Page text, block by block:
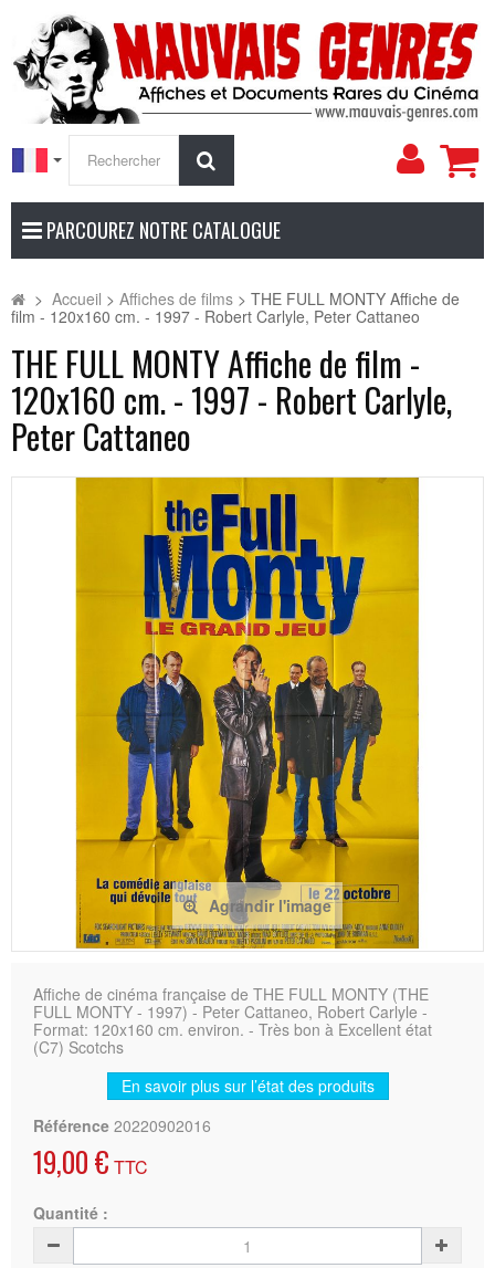
Mon
PARCOUREZ NOTRE CATALOGUE
> Accueil > Affiches de films > THE FULL MONTY Affiche de
film - 120x160 cm. - 1997 - Robert Carlyle, Peter Cattaneo
THE FULL MONTY Affiche de film -
120x160 cm. - 1997 - Robert Carlyle,
Peter Cattaneo
Agrandir l'image
Affiche de cinéma française de THE FULL MONTY (THE
FULL MONTY - 1997) - Peter Cattaneo, Robert Carlyle -
Format: 120x160 cm. environ. - Très bon à Excellent état
(C7) Scotchs
En savoir plus sur l’état des produits
Référence 20220902016
19,00 € TTC
Quantité :